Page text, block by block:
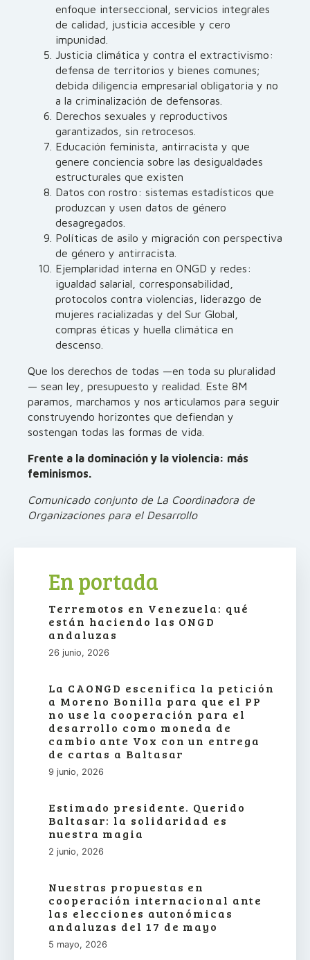
enfoque interseccional, servicios integrales
de calidad, justicia accesible y cero
impunidad.
Justicia climática y contra el extractivismo:
defensa de territorios y bienes comunes;
debida diligencia empresarial obligatoria y no
a la criminalización de defensoras.
Derechos sexuales y reproductivos
garantizados, sin retrocesos.
Educación feminista, antirracista y que
genere conciencia sobre las desigualdades
estructurales que existen
Datos con rostro: sistemas estadísticos que
produzcan y usen datos de género
desagregados.
Políticas de asilo y migración con perspectiva
de género y antirracista.
Ejemplaridad interna en ONGD y redes:
igualdad salarial, corresponsabilidad,
protocolos contra violencias, liderazgo de
mujeres racializadas y del Sur Global,
compras éticas y huella climática en
descenso.
Que los derechos de todas —en toda su pluralidad
— sean ley, presupuesto y realidad. Este 8M
paramos, marchamos y nos articulamos para seguir
construyendo horizontes que defiendan y
sostengan todas las formas de vida.
Frente a la dominación y la violencia: más
feminismos.
Comunicado conjunto de La Coordinadora de
Organizaciones para el Desarrollo
En portada
Terremotos en Venezuela: qué
están haciendo las ONGD
andaluzas
26 junio, 2026
La CAONGD escenifica la petición
a Moreno Bonilla para que el PP
no use la cooperación para el
desarrollo como moneda de
cambio ante Vox con un entrega
de cartas a Baltasar
9 junio, 2026
Estimado presidente. Querido
Baltasar: la solidaridad es
nuestra magia
2 junio, 2026
Nuestras propuestas en
cooperación internacional ante
las elecciones autonómicas
andaluzas del 17 de mayo
5 mayo, 2026